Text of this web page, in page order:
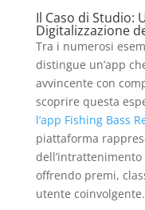
Il Caso di Studio:
Digitalizzazione
Tra i numerosi
distingue un’app
avvincente con
scoprire questa
l’app Fishing Bass
piattaforma
offrendo premi,
utente coinvolgente.